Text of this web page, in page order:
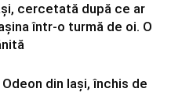
cercetată după ce ar
într-o turmă de oi. O
din Iași, închis de